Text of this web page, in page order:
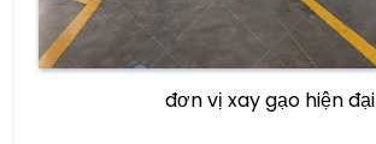
đơn vị xay gạo hiện đại